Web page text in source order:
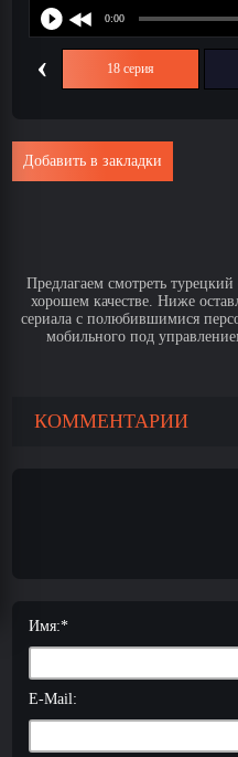
‹ 18 серия
Добавить в закладки
Предлагаем смотреть
хорошем качестве. Ниже
сериала с полюбившимися
мобильного под
КОММЕНТАРИИ
Имя:*
E-Mail: